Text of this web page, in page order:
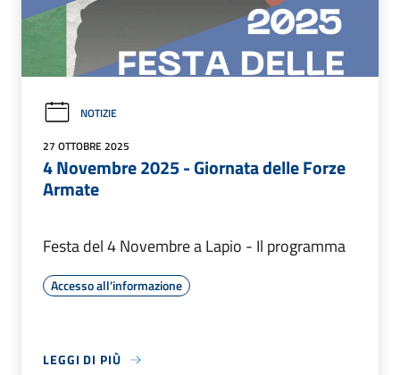
NOTIZIE
27 OTTOBRE 2025
4 Novembre 2025 - Giornata delle Forze
Armate
Festa del 4 Novembre a Lapio - Il programma
Accesso all'informazione
LEGGI DI PIÙ